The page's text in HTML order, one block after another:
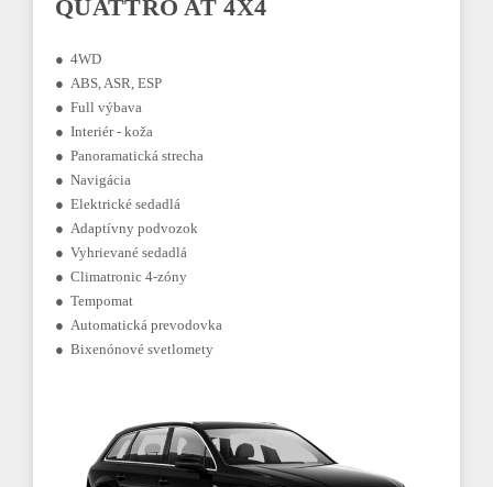
QUATTRO AT 4X4
● 4WD
● ABS, ASR, ESP
● Full výbava
● Interiér - koža
● Panoramatická strecha
● Navigácia
● Elektrické sedadlá
● Adaptívny podvozok
● Vyhrievané sedadlá
● Climatronic 4-zóny
● Tempomat
● Automatická prevodovka
● Bixenónové svetlomety